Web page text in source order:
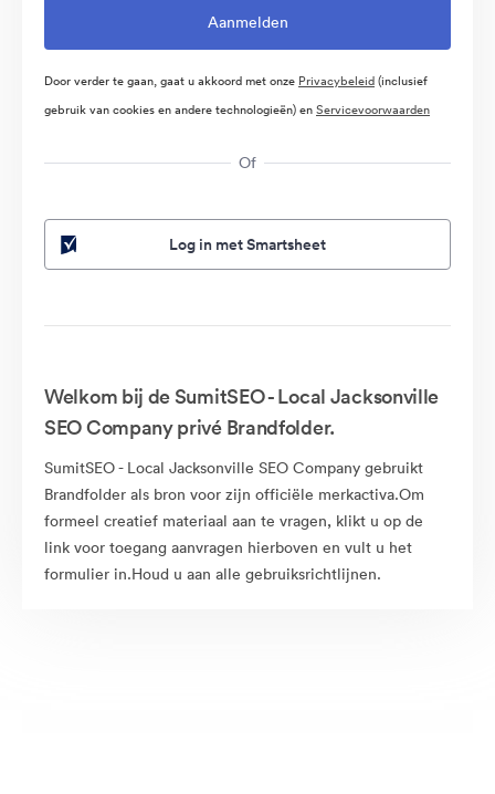
Door verder te gaan, gaat u akkoord met onze Privacybeleid(inclusief
gebruik van cookies en andere technologieën) enServicevoorwaarden
Of
Log in met Smartsheet
Welkom bij de SumitSEO - Local Jacksonville
SEO Company privé Brandfolder.
SumitSEO - Local Jacksonville SEO Company gebruikt
Brandfolder als bron voor zijn officiële merkactiva.Om
formeel creatief materiaal aan te vragen, klikt u op de
link voor toegang aanvragen hierboven en vult u het
formulier in.Houd u aan alle gebruiksrichtlijnen.